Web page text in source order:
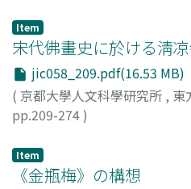
Item
宋代佛畫史に於ける淸
jic058_209.pdf(16.53 MB)
( 京都大學人文科學研究所 , 東
pp.209-274)
Item
《金瓶梅》の構想